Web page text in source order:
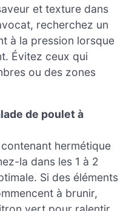
et texture dans
recherchez un
à la pression lorsque
Évitez ceux qui
ou des zones
de poulet à
hermétique
la dans les 1 à 2
Si des éléments
à brunir,